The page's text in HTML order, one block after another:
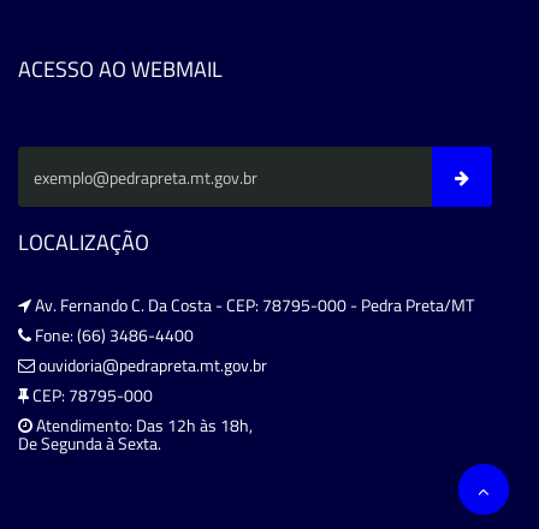
ACESSO AO WEBMAIL
LOCALIZAÇÃO
Av. Fernando C. Da Costa - CEP: 78795-000 - Pedra Preta/MT
Fone: (66) 3486-4400
ouvidoria@pedrapreta.mt.gov.br
CEP: 78795-000
Atendimento: Das 12h às 18h,
De Segunda à Sexta.